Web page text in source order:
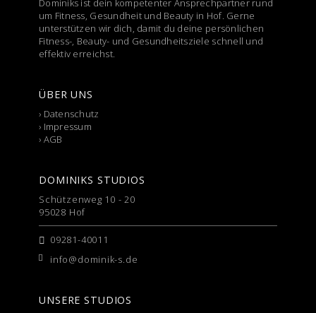
um Fitness, Gesundheit und Beauty in Hof. Gerne
unterstützen wir dich, damit du deine persönlichen
Fitness-, Beauty- und Gesundheitsziele schnell und
effektiv erreichst.
ÜBER UNS
› Datenschutz
› Impressum
› AGB
DOMINIKS STUDIOS
Schützenweg 10 - 20
95028 Hof
09281-40011
info@dominik-s.de
UNSERE STUDIOS